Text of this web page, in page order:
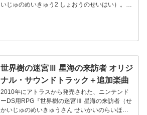
いじゅのめいきゅう2 しょおうのせいはい）。
世界樹の迷宮Ⅲ 星海の来訪者 オリジ
ナル・サウンドトラック＋追加楽曲
『戦場 露と消えよ』 ― 古代祐三
2010年にアトラスから発売された、ニンテンド
ーDS用RPG『世界樹の迷宮Ⅲ 星海の来訪者（せ
かいじゅのめいきゅうさん せいかいのらいほう